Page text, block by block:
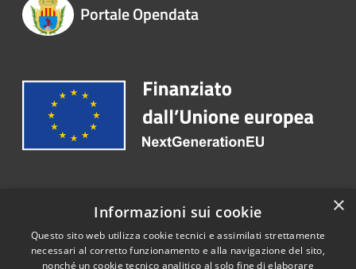
Portale Opendata
Recapiti e contatti
Telefono:+39 079 9978 800
×
Informazioni sui cookie
Questo sito web utilizza cookie tecnici e assimilati strettamente
necessari al corretto funzionamento e alla navigazione del sito,
nonché un cookie tecnico analitico al solo fine di elaborare